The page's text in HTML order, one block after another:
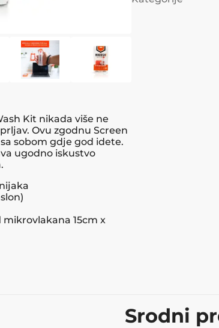
Kit nikada više ne
Ovu zgodnu Screen
sobom gdje god idete.
ugodno iskustvo
15cm x
Srodni